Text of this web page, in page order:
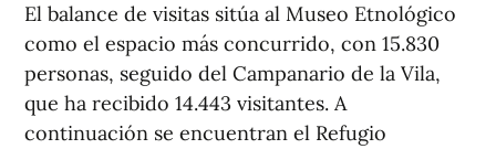
El balance de visitas sitúa al Museo Etnológico
como el espacio más concurrido, con 15.830
personas, seguido del Campanario de la Vila,
que ha recibido 14.443 visitantes. A
continuación se encuentran el Refugio